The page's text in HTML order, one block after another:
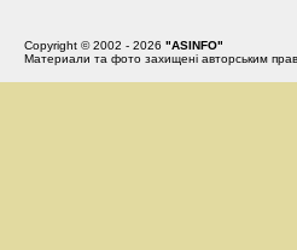
Copyright © 2002 - 2026 "ASINFO"
Материали та фото захищені авторським